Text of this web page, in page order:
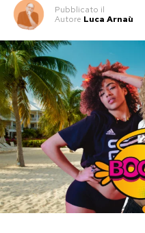
Pubblicato il
Autore Luca Arnaù